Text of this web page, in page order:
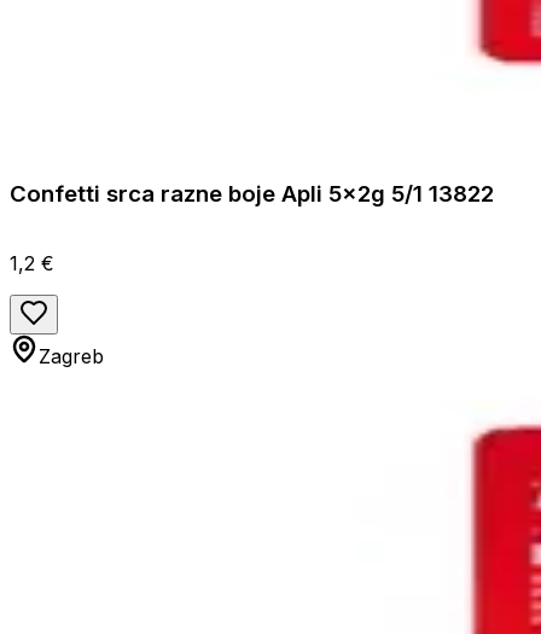
Confetti srca razne boje Apli 5x2g 5/1 13822
1,2 €
Zagreb